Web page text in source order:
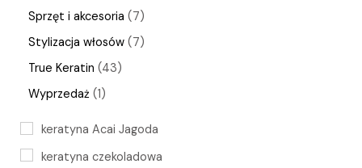
Sprzęt i akcesoria 7
Stylizacja włosów 7
True Keratin 43
Wyprzedaż 1
keratyna Acai Jagoda
keratyna czekoladowa